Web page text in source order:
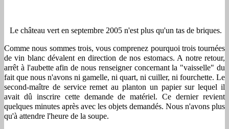
Le château vert en septembre 2005 n'est plus qu'un tas de briques.
Comme nous sommes trois, vous comprenez pourquoi trois tournées
de vin blanc dévalent en direction de nos estomacs. A notre retour,
arrêt à l'aubette afin de nous renseigner concernant la "vaisselle" du
fait que nous n'avons ni gamelle, ni quart, ni cuiller, ni fourchette. Le
second-maître de service remet au planton un papier sur lequel il
avait dû inscrire cette demande de matériel. Ce dernier revient
quelques minutes après avec les objets demandés. Nous n'avons plus
qu'à attendre l'heure de la soupe.